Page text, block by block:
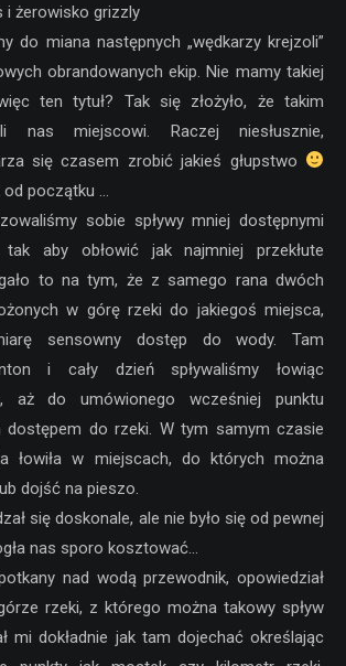
i żerowisko grizzly
do miana następnych „wędkarzy krejzoli”
obrandowanych ekip. Nie mamy takiej
ten tytuł? Tak się złożyło, że takim
nas miejscowi. Raczej niesłusznie,
się czasem zrobić jakieś głupstwo
od początku …
sobie spływy mniej dostępnymi
aby obłowić jak najmniej przekłute
to na tym, że z samego rana dwóch
w górę rzeki do jakiegoś miejsca,
sensowny dostęp do wody. Tam
i cały dzień spływaliśmy łowiąc
aż do umówionego wcześniej punktu
dostępem do rzeki. W tym samym czasie
łowiła w miejscach, do których można
dojść na pieszo.
się doskonale, ale nie było się od pewnej
nas sporo kosztować…
nad wodą przewodnik, opowiedział
rzeki, z którego można takowy spływ
mi dokładnie jak tam dojechać określając